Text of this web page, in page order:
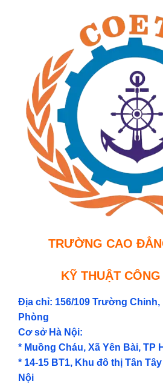
TRƯỜNG CAO
KỸ THUẬT
Địa chỉ: 156/109 Trường
Phòng
Cơ sở Hà Nội:
* Muồng Cháu, Xã Yên Bài, TP
* 14-15 BT1, Khu đô thị Tân
Nội